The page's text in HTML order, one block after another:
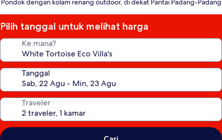
Pondok dengan kolam renang outdoor, di dekat Pantai Padang-Padang
Pilih tanggal untuk melihat harga
Ke mana?
Tanggal
Traveler